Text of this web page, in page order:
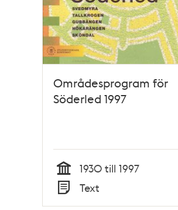
Områdesprogram för
Söderled 1997
Tid
1930 till 1997
Text